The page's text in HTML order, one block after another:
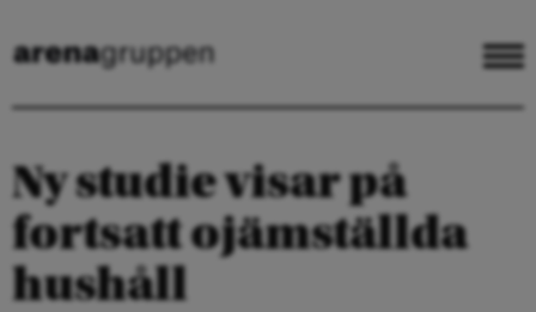
Ny studie visar på
fortsatt ojämställda
hushåll